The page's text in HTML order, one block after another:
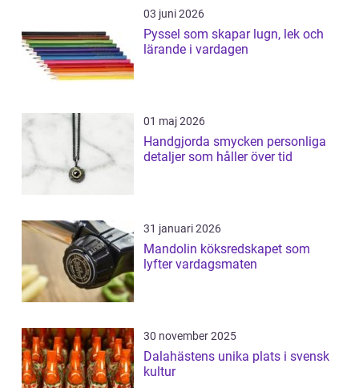
03 juni 2026
Pyssel som skapar lugn, lek och
lärande i vardagen
01 maj 2026
Handgjorda smycken personliga
detaljer som håller över tid
31 januari 2026
Mandolin köksredskapet som
lyfter vardagsmaten
30 november 2025
Dalahästens unika plats i svensk
kultur